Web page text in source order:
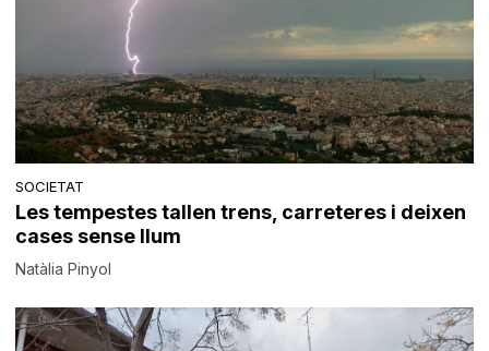
SOCIETAT
Les tempestes tallen trens, carreteres i deixen
cases sense llum
Natàlia Pinyol